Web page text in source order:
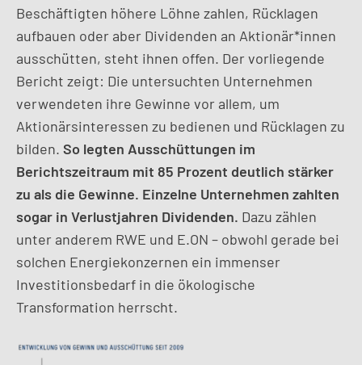
Beschäftigten höhere Löhne zahlen, Rücklagen
aufbauen oder aber Dividenden an Aktionär*innen
ausschütten, steht ihnen offen. Der vorliegende
Bericht zeigt: Die untersuchten Unternehmen
verwendeten ihre Gewinne vor allem, um
Aktionärsinteressen zu bedienen und Rücklagen zu
bilden. So legten Ausschüttungen im
Berichtszeitraum mit 85 Prozent deutlich stärker
zu als die Gewinne. Einzelne Unternehmen zahlten
sogar in Verlustjahren Dividenden. Dazu zählen
unter anderem RWE und E.ON – obwohl gerade bei
solchen Energiekonzernen ein immenser
Investitionsbedarf in die ökologische
Transformation herrscht.